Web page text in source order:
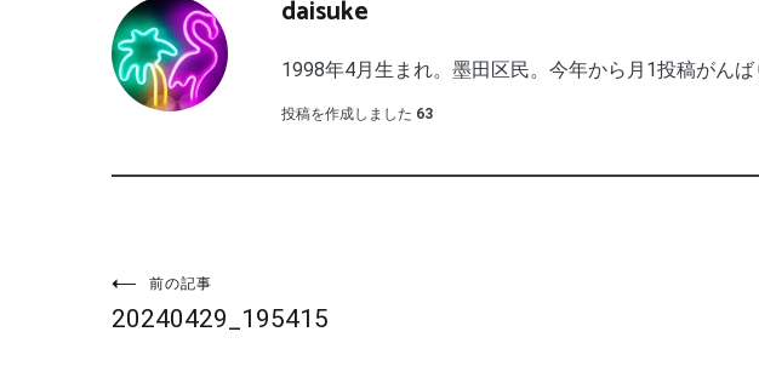
daisuke
1998年4月生まれ。墨田区民。今年から月1投稿がんば
投稿を作成しました 63
投前の記事
20240429_195415